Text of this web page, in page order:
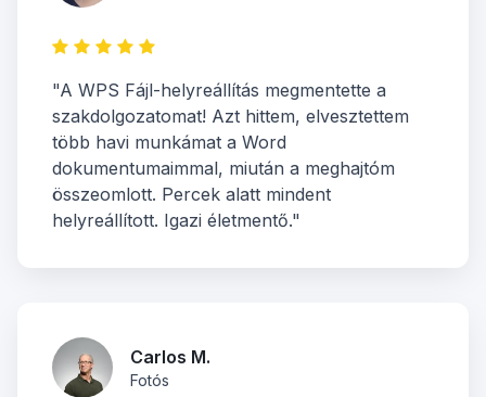
"A WPS Fájl-helyreállítás megmentette a
szakdolgozatomat! Azt hittem, elvesztettem
több havi munkámat a Word
dokumentumaimmal, miután a meghajtóm
összeomlott. Percek alatt mindent
helyreállított. Igazi életmentő."
Carlos M.
Fotós